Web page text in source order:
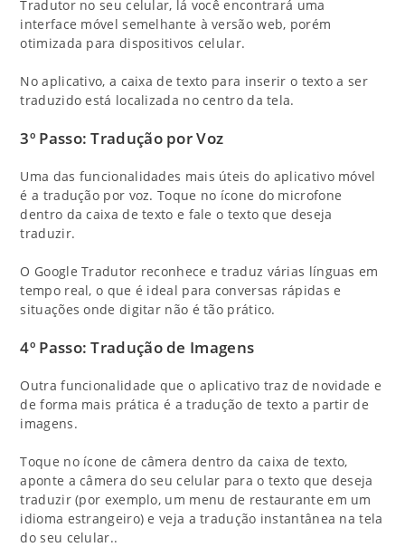
Tradutor no seu celular, lá você encontrará uma
interface móvel semelhante à versão web, porém
otimizada para dispositivos celular.
No aplicativo, a caixa de texto para inserir o texto a ser
traduzido está localizada no centro da tela.
3º Passo: Tradução por Voz
Uma das funcionalidades mais úteis do aplicativo móvel
é a tradução por voz. Toque no ícone do microfone
dentro da caixa de texto e fale o texto que deseja
traduzir.
O Google Tradutor reconhece e traduz várias línguas em
tempo real, o que é ideal para conversas rápidas e
situações onde digitar não é tão prático.
4º Passo: Tradução de Imagens
Outra funcionalidade que o aplicativo traz de novidade e
de forma mais prática é a tradução de texto a partir de
imagens.
Toque no ícone de câmera dentro da caixa de texto,
aponte a câmera do seu celular para o texto que deseja
traduzir (por exemplo, um menu de restaurante em um
idioma estrangeiro) e veja a tradução instantânea na tela
do seu celular..